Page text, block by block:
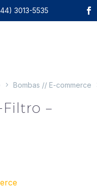
3013-5535
Bombas // E-commerce
–